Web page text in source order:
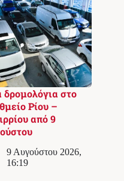
στο
Ρίου –
από 9
9 Αυγούστου 2026,
16:19